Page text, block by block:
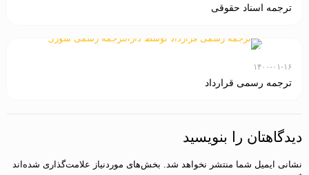
ترجمه اسناد حقوقی
۱۴۰۰-۰۱-۱۶
ترجمه رسمی قرارداد
دیدگاهتان را بنویسید
نشانی ایمیل شما منتشر نخواهد شد.
بخش‌های موردنیاز علامت‌گذاری شده‌اند